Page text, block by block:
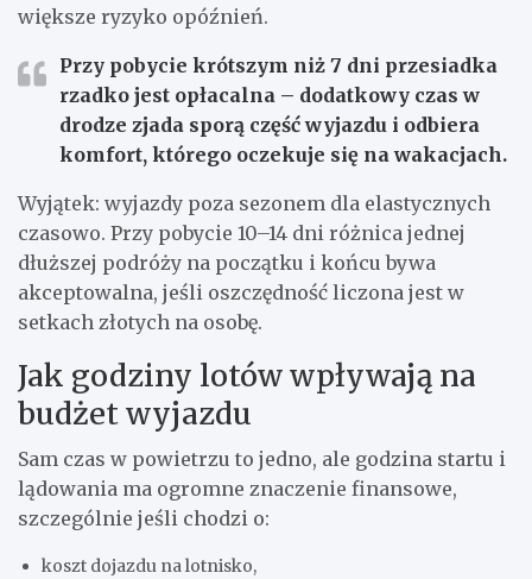
większe ryzyko opóźnień.
Przy pobycie krótszym niż 7 dni przesiadka
rzadko jest opłacalna – dodatkowy czas w
drodze zjada sporą część wyjazdu i odbiera
komfort, którego oczekuje się na wakacjach.
Wyjątek: wyjazdy poza sezonem dla elastycznych
czasowo. Przy pobycie 10–14 dni różnica jednej
dłuższej podróży na początku i końcu bywa
akceptowalna, jeśli oszczędność liczona jest w
setkach złotych na osobę.
Jak godziny lotów wpływają na
budżet wyjazdu
Sam czas w powietrzu to jedno, ale godzina startu i
lądowania ma ogromne znaczenie finansowe,
szczególnie jeśli chodzi o:
koszt dojazdu na lotnisko,